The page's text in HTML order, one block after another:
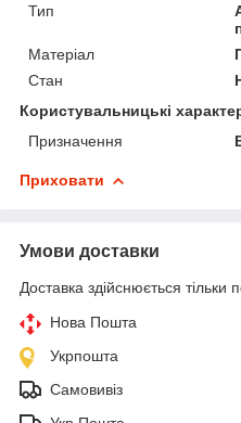
Тип
Матеріал
Стан
Користувальницькі
Призначення
Приховати
Умови доставки
Доставка здійснюється тільки
Нова Пошта
Укрпошта
Самовивіз